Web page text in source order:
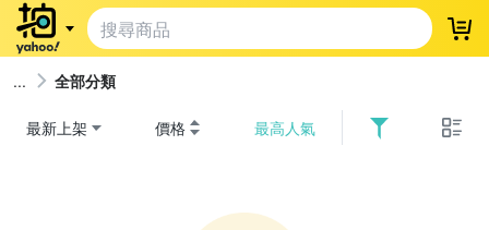
登
全部分類
最新上架 價格 最高人氣